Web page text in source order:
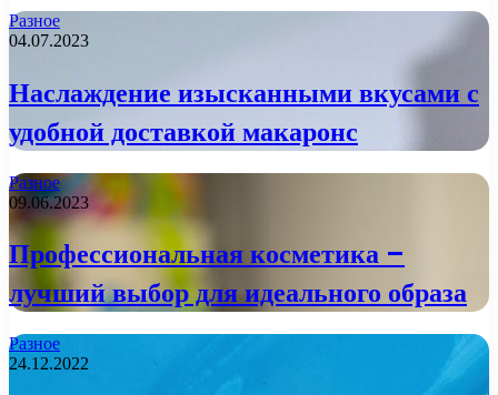
Разное
04.07.2023
Наслаждение изысканными вкусами с
удобной доставкой макаронс
Разное
09.06.2023
Профессиональная косметика –
лучший выбор для идеального образа
Разное
24.12.2022